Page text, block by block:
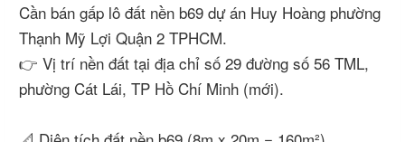
Cần bán gấp lô đất nền b69 dự án Huy Hoàng phường
Thạnh Mỹ Lợi Quận 2 TPHCM.
👉 Vị trí nền đất tại địa chỉ số 29 đường số 56 TML,
phường Cát Lái, TP Hồ Chí Minh (mới).